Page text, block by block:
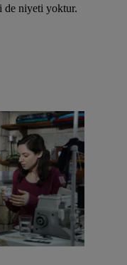
de niyeti yoktur.